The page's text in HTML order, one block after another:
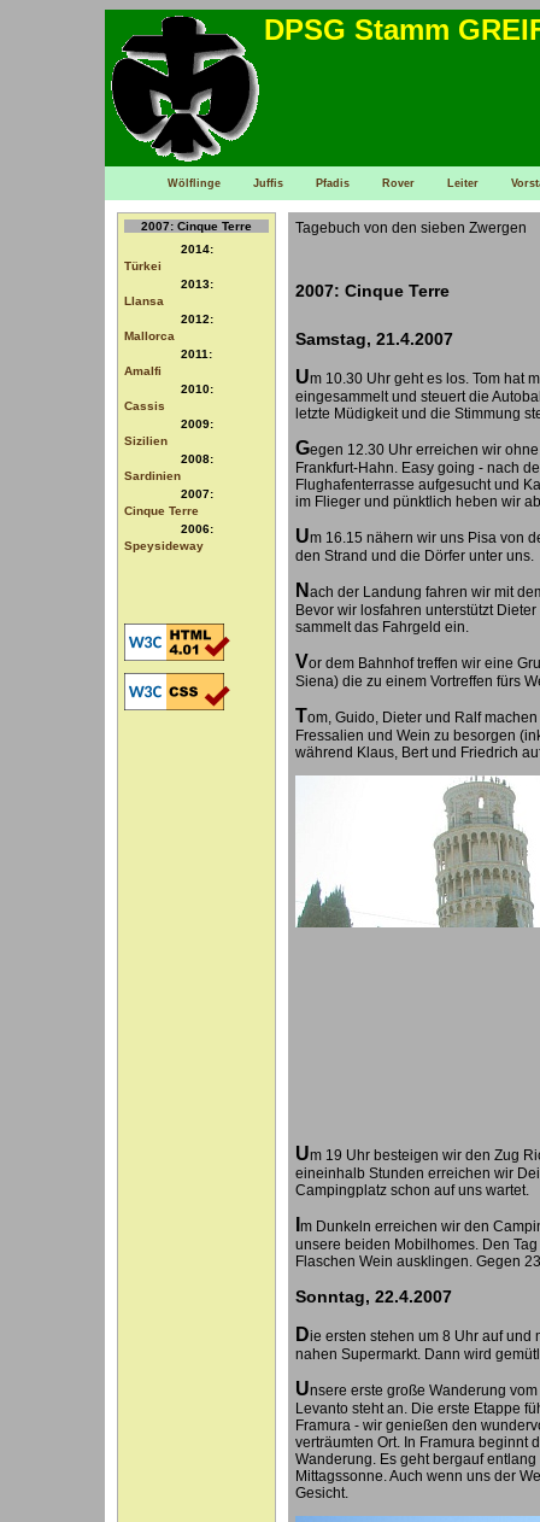
DPSG Stamm
Wölflinge Juffis Pfadis Rover Leiter
2007: Cinque Terre
2014:
Türkei
2013:
Llansa
2012:
Mallorca
2011:
Amalfi
2010:
Cassis
2009:
Sizilien
2008:
Sardinien
2007:
Cinque Terre
2006:
Speysideway
Tagebuch von den sieben Zwergen
2007: Cinque Terre
Samstag, 21.4.2007
Um 10.30 Uhr geht es los. Tom hat
eingesammelt und steuert die
letzte Müdigkeit und die Stimmung
Gegen 12.30 Uhr erreichen wir
Frankfurt-Hahn. Easy going - nach
Flughafenterrasse aufgesucht und
im Flieger und pünktlich heben wir
Um 16.15 nähern wir uns Pisa von
den Strand und die Dörfer unter uns.
Nach der Landung fahren wir mit
Bevor wir losfahren unterstützt
sammelt das Fahrgeld ein.
Vor dem Bahnhof treffen wir eine
Siena) die zu einem Vortreffen fürs
Tom, Guido, Dieter und Ralf
Fressalien und Wein zu besorgen
während Klaus, Bert und Friedrich
Um 19 Uhr besteigen wir den Zug
eineinhalb Stunden erreichen wir
Campingplatz schon auf uns wartet.
Im Dunkeln erreichen wir den
unsere beiden Mobilhomes. Den
Flaschen Wein ausklingen. Gegen
Sonntag, 22.4.2007
Die ersten stehen um 8 Uhr auf
nahen Supermarkt. Dann wird
Unsere erste große Wanderung
Levanto steht an. Die erste Etappe
Framura - wir genießen den
verträumten Ort. In Framura beginnt
Wanderung. Es geht bergauf
Mittagssonne. Auch wenn uns der
Gesicht.